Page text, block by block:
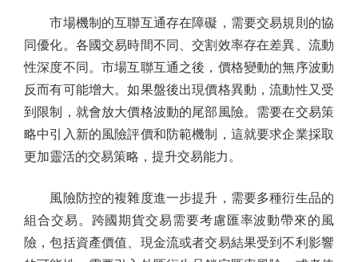
市場機制的互聯互通存在障礙，需要交易規則的協
同優化。各國交易時間不同、交割效率存在差異、流動
性深度不同。市場互聯互通之後，價格變動的無序波動
反而有可能增大。如果盤後出現價格異動，流動性又受
到限制，就會放大價格波動的尾部風險。需要在交易策
略中引入新的風險評價和防範機制，這就要求企業採取
更加靈活的交易策略，提升交易能力。
風險防控的複雜度進一步提升，需要多種衍生品的
組合交易。跨國期貨交易需要考慮匯率波動帶來的風
險，包括資產價值、現金流或者交易結果受到不利影響